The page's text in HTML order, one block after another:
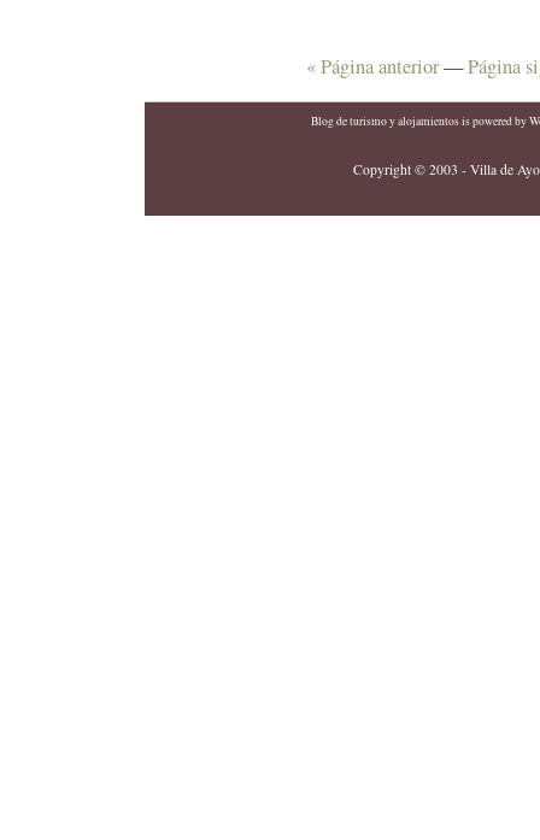
« Página anterior—Página
Blog de turismo y alojamientosis powered by
Copyright © 2003 - Villa de